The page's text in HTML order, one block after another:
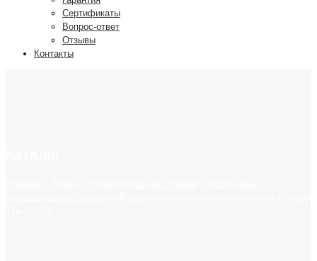
Сертификаты
Вопрос-ответ
Отзывы
Контакты